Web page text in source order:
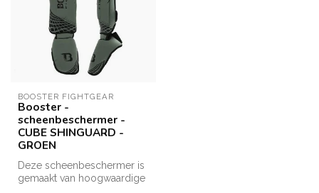
BOOSTER FIGHTGEAR
Booster -
scheenbeschermer -
CUBE SHINGUARD -
GROEN
Deze scheenbeschermer is
gemaakt van hoogwaardige